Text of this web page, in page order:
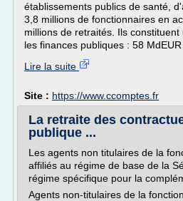
établissements publics de santé,
3,8 millions de fonctionnaires en
millions de retraités. Ils
les finances publiques : 58 MdEUR
Lire la suite
Site : https://www.ccomptes.fr
La retraite des
publique ...
Les agents non titulaires de la
affiliés au régime de base de la
régime spécifique pour la
Agents non-titulaires de la